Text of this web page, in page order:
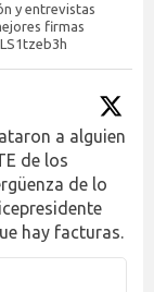
y entrevistas
firmas
a alguien
de los
de lo
hay facturas.